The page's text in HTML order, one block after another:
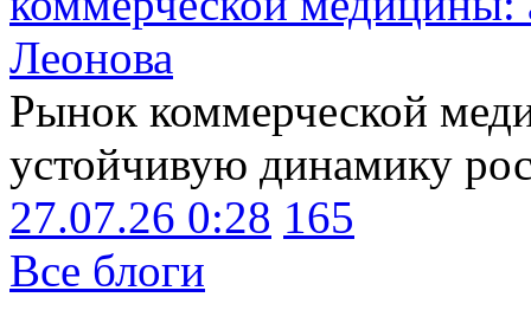
Леонова
Рынок коммерческой
устойчивую динамику
27.07.26 0:28 165
Все блоги